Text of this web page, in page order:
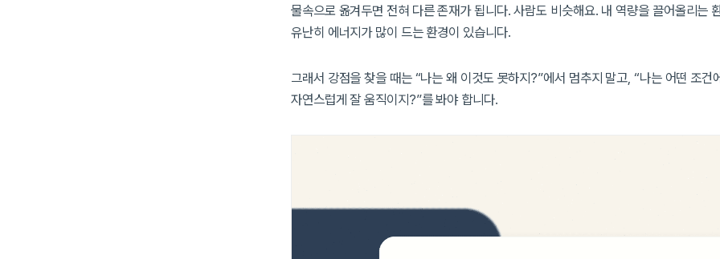
물속으로 옮겨두면 전혀 다른 존재가 됩니다. 사람도 비슷해요. 내 역량을 끌어올리는
유난히 에너지가 많이 드는 환경이 있습니다.
그래서 강점을 찾을 때는 “나는 왜 이것도 못하지?”에서 멈추지 말고, “나는 어떤 조건
자연스럽게 잘 움직이지?”를 봐야 합니다.